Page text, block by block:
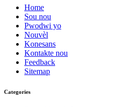
Home
Sou nou
Pwodwi yo
Nouvèl
Konesans
Kontakte nou
Feedback
Sitemap
Categories